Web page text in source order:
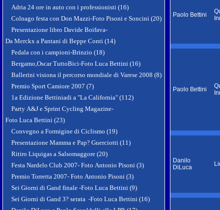
Adria 24 ore in auto con i professionisti (16)
Colnago festa con Don Mazzi-Foto Pisoni e Soncini (20)
Presentazione libro Davide Boifava-
Da Merckx a Pantani di Beppe Conti (14)
Pedala con i campioni-Brinzio (18)
Bergamo,Oscar TuttoBici-Foto Luca Bettini (16)
Ballerini visiona il percorso mondiale di Varese 2008 (8)
Premio Sport Camiore 2007 (7)
1a Edizione Bettiniadi a "La California" (112)
Party A&J e Sprint Cycling Magazine-
Foto Luca Bettini (23)
Convegno a Formigine di Ciclismo (19)
Presentazione Mamma e Pap? Guerciotti (11)
Ritiro Liquigas a Salsomaggore (20)
Festa Nardelo Club 2007- Foto Antonio Pisoni (3)
Premio Torretta 2007- Foto Antonio Pisoni (3)
Sei Giorni di Gand finale -Foto Luca Bettini (9)
Sei Giorni di Gand 3? serata -Foto Luca Bettini (16)
Paolo Bettini
Paolo Bettini
Danilo
DiLuca